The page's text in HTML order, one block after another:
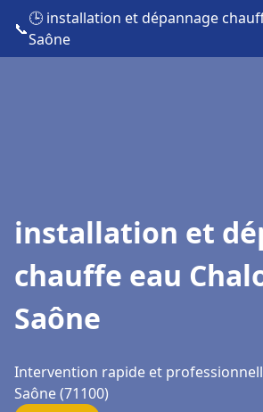
📞
🕒 installation et dépannage
Saône
installation et
chauffe eau
Saône
Intervention rapide et
Saône (71100)